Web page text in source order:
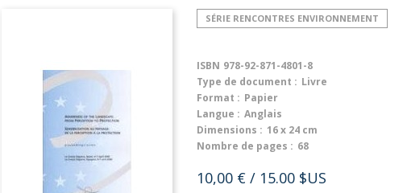
SÉRIE RENCONTRES ENVIRONNEMENT
ISBN 978-92-871-4801-8
Type de document : Livre
Format : Papier
Langue : Anglais
Dimensions : 16 x 24 cm
Nombre de pages : 68
10,00 € / 15.00 $US